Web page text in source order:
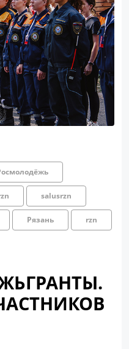
salusrzn
Рязань rzn